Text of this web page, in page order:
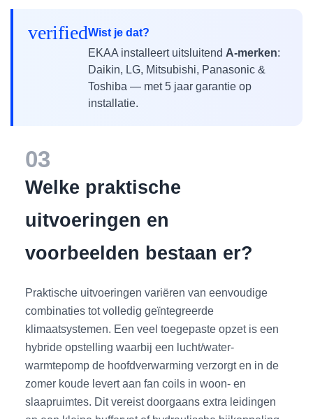
verifiedWist je dat?
EKAA installeert uitsluitend A-merken:
Daikin, LG, Mitsubishi, Panasonic &
Toshiba — met 5 jaar garantie op
installatie.
03
Welke praktische
uitvoeringen en
voorbeelden bestaan er?
Praktische uitvoeringen variëren van eenvoudige
combinaties tot volledig geïntegreerde
klimaatsystemen. Een veel toegepaste opzet is een
hybride opstelling waarbij een lucht/water-
warmtepomp de hoofdverwarming verzorgt en in de
zomer koude levert aan fan coils in woon- en
slaapruimtes. Dit vereist doorgaans extra leidingen